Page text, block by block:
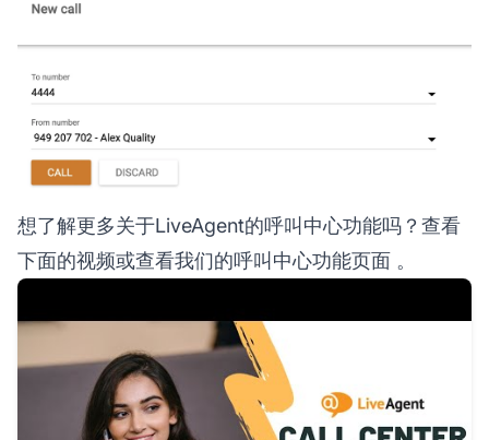
想了解更多关于LiveAgent的呼叫中心功能吗？查看
下面的视频或查看我们的呼叫中心功能页面 。